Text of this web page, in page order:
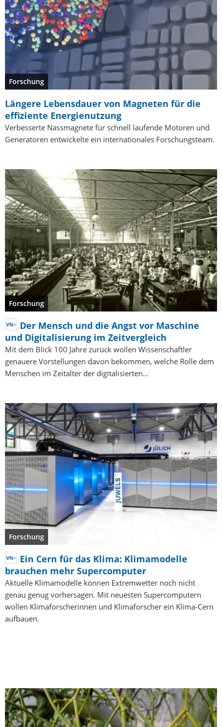
Forschung
Längere Lebensdauer von Magneten für die
effiziente Energienutzung
Verbesserte Nassmagnete für schnell laufende Motoren und
Generatoren entwickelte ein internationales Forschungsteam.
Forschung
Der Mensch und die Angst vor Maschine
und Digitalisierung im Zeitvergleich
Mit dem Blick 100 Jahre zurück wollen Wissenschaftler
genauere Vorstellungen davon bekommen, welche Rolle dem
Menschen im Zeitalter der digitalisierten…
Forschung
Ein Cern für das Klima: Klimamodelle
brauchen mehr Supercomputer
Aktuelle Klimamodelle können Extremwetter noch nicht
genau genug vorhersagen. Mit neuesten Supercomputern
wollen Klimaforscherinnen und Klimaforscher ein Klima-Cern
aufbauen.